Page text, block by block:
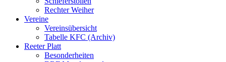
Rechter Weiher
Vereine
Vereinsübersicht
Tabelle KFC (Archiv)
Reeter Platt
Besonderheiten